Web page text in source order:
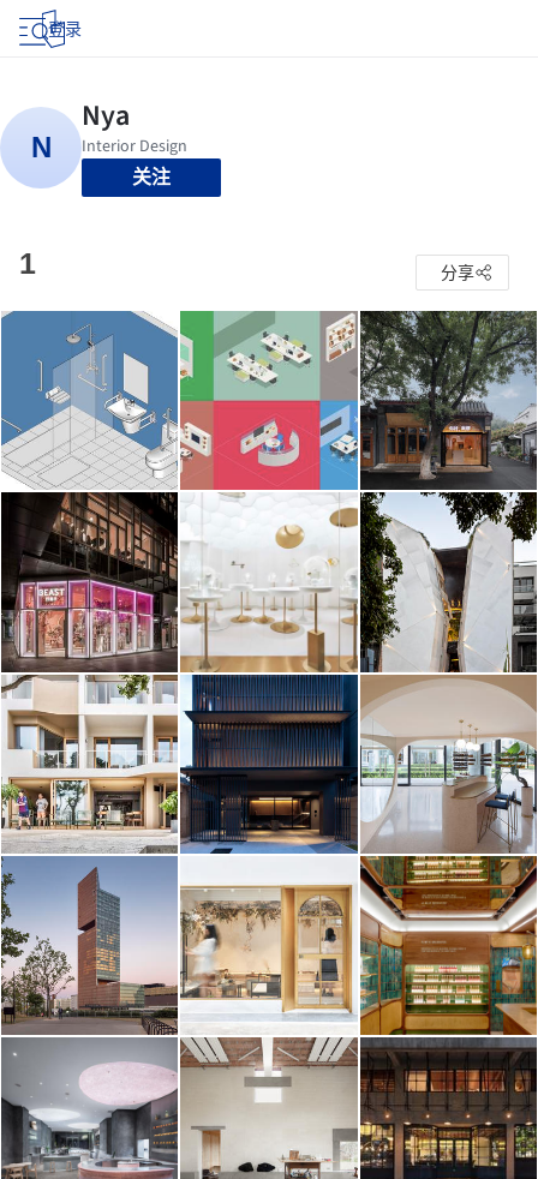
登录
关注
1 分享